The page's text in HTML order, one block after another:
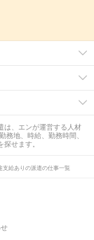
は、エンが運営する人材
地、時給、勤務時間、
せます。
支給ありの派遣の仕事一覧